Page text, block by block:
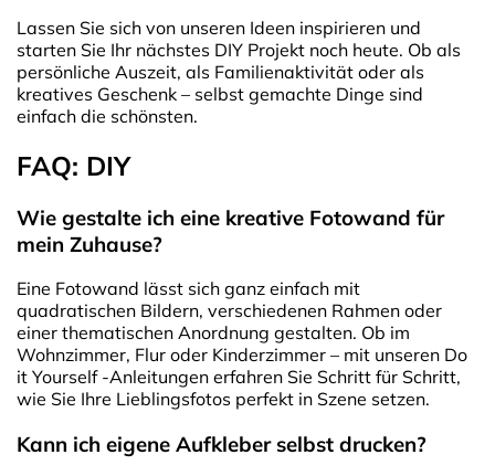
Lassen Sie sich von unseren Ideen inspirieren und
starten Sie Ihr nächstes DIY Projekt noch heute. Ob als
persönliche Auszeit, als Familienaktivität oder als
kreatives Geschenk – selbst gemachte Dinge sind
einfach die schönsten.
FAQ: DIY
Wie gestalte ich eine kreative Fotowand für
mein Zuhause?
Eine Fotowand lässt sich ganz einfach mit
quadratischen Bildern, verschiedenen Rahmen oder
einer thematischen Anordnung gestalten. Ob im
Wohnzimmer, Flur oder Kinderzimmer – mit unseren Do
it Yourself -Anleitungen erfahren Sie Schritt für Schritt,
wie Sie Ihre Lieblingsfotos perfekt in Szene setzen.
Kann ich eigene Aufkleber selbst drucken?